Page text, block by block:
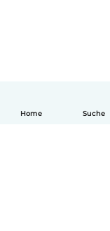
Home Suche